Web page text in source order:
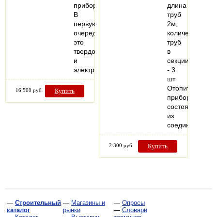
приборов.
В
первую
очередь
это
твердотопливные
и
электрические…
16 500 руб Купить
длина
труб
2м,
количество
труб
в
секции
- 3
шт
Отопительный
прибор,
состоящий
из
соединенных…
2 300 руб Купить
— Строительный
каталог
— Магазины и
рынки
— Опросы
— Словари